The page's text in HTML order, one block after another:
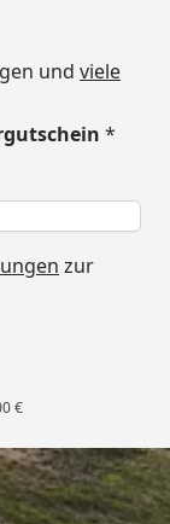
und viele
*
zur
€